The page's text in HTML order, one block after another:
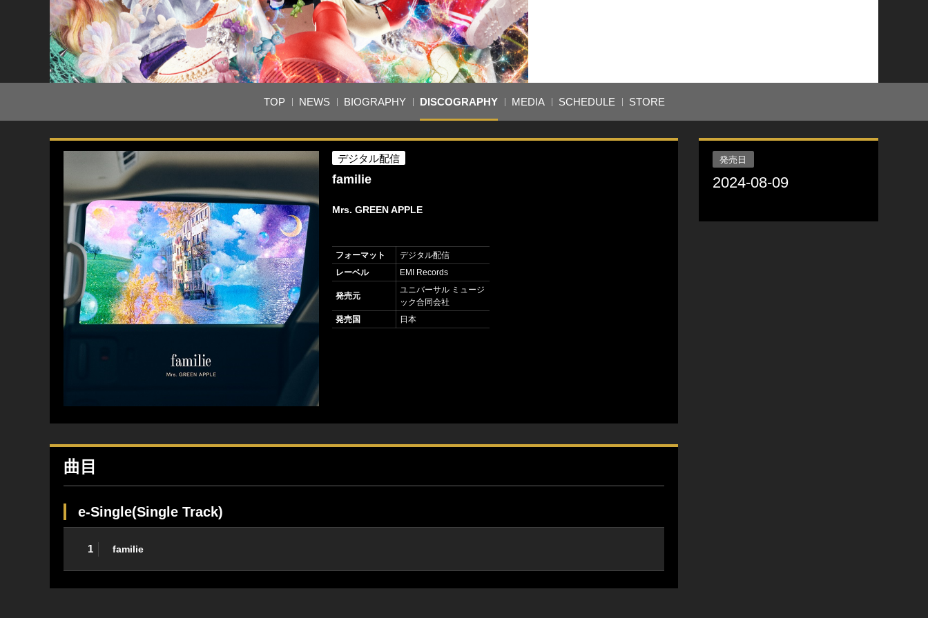
TOP NEWS BIOGRAPHY DISCOGRAPHY MEDIA SCHEDULE STORE
デジタル配信
familie
Mrs. GREEN APPLE
フォーマット
デジタル配信
レーベル
EMI Records
発売元
ユニバーサル ミュージ
ック合同会社
発売国
日本
曲目
e-Single(Single Track)
1 familie
発売日
2024-08-09